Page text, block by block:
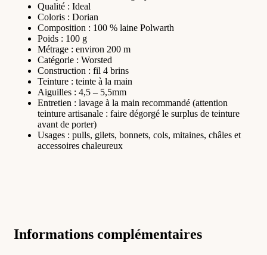
Qualité : Ideal
Coloris : Dorian
Composition : 100 % laine Polwarth
Poids : 100 g
Métrage : environ 200 m
Catégorie : Worsted
Construction : fil 4 brins
Teinture : teinte à la main
Aiguilles : 4,5 – 5,5mm
Entretien : lavage à la main recommandé (attention
teinture artisanale : faire dégorgé le surplus de teinture
avant de porter)
Usages : pulls, gilets, bonnets, cols, mitaines, châles et
accessoires chaleureux
Informations complémentaires